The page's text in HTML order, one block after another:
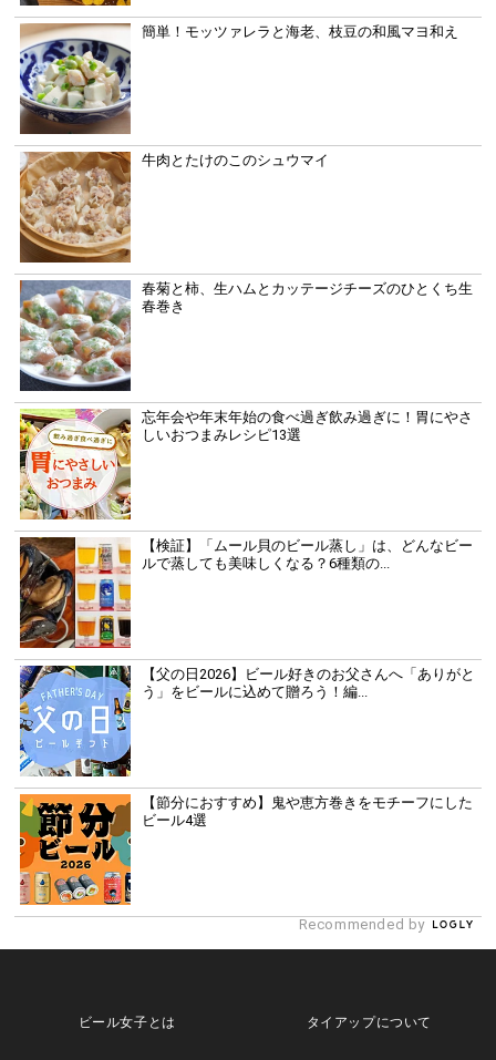
簡単！モッツァレラと海老、枝豆の和風マヨ和え
牛肉とたけのこのシュウマイ
春菊と柿、生ハムとカッテージチーズのひとくち生
春巻き
忘年会や年末年始の食べ過ぎ飲み過ぎに！胃にやさ
しいおつまみレシピ13選
【検証】「ムール貝のビール蒸し」は、どんなビー
ルで蒸しても美味しくなる？6種類の...
【父の日2026】ビール好きのお父さんへ「ありがと
う」をビールに込めて贈ろう！編...
【節分におすすめ】鬼や恵方巻きをモチーフにした
ビール4選
Recommended by
ビール女子とは タイアップについて